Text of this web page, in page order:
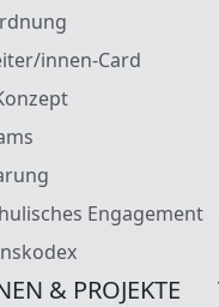
innen-Card
Engagement
& PROJEKTE